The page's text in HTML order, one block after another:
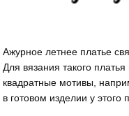
Ажурное летнее платье
Для вязания такого
квадратные мотивы,
в готовом изделии у этого